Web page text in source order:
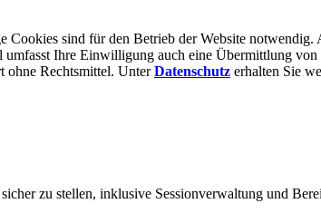
sind für den Betrieb der Website
Ihre Einwilligung auch eine Übermittlung von
ohne Rechts­mittel. UnterDatenschutz erhalten Sie
zu stellen, inklusive Sessionverwaltung und